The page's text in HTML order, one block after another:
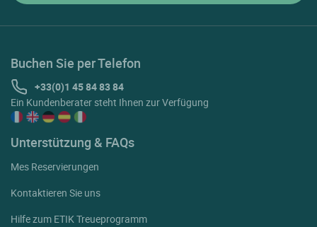
Buchen Sie per Telefon
+33(0)1 45 84 83 84
Ein Kundenberater steht Ihnen zur Verfügung
Unterstützung & FAQs
Mes Reservierungen
Kontaktieren Sie uns
Hilfe zum ETIK Treueprogramm